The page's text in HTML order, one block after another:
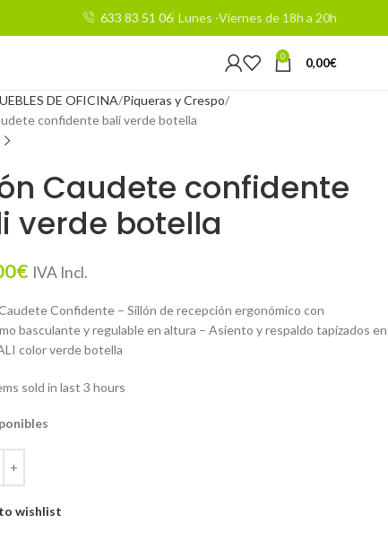
633 83 51 06 Lunes -Viernes de 18h a 20h
0 0,00€
DE OFICINA Piqueras y Crespo
confidente bali verde botella
Caudete confidente
verde botella
€ IVA Incl.
Confidente – Sillón de recepción ergonómico con
basculante y regulable en altura – Asiento y respaldo tapizados en
color verde botella
sold in last 3 hours
wishlist